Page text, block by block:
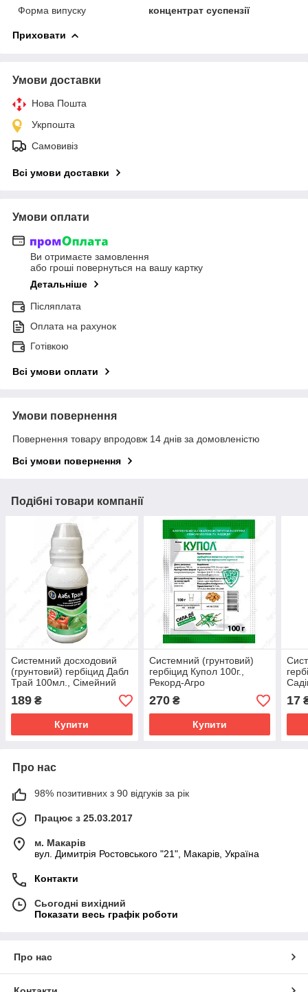
Форма випуску
концентрат суспензії
Приховати
Умови доставки
Нова Пошта
Укрпошта
Самовивіз
Всі умови доставки
Умови оплати
Ви отримаєте замовлення
або гроші повернуться на вашу картку
Детальніше
Післяплата
Оплата на рахунок
Готівкою
Всі умови оплати
Умови повернення
Повернення товару впродовж 14 днів за домовленістю
Всі умови повернення
Подібні товари компанії
Системний досходовий
(грунтовий) гербіцид Дабл
Трай 100мл., Сімейний
189 ₴
Купити
Системний (грунтовий)
гербіцид Купол 100г.,
Рекорд-Агро
270₴
Купити
17
Про нас
98% позитивних з 90 відгуків за рік
Працює з 25.03.2017
м. Макарів
вул. Димитрія Ростовського "21", Макарів, Україна
Контакти
Сьогодні вихідний
Показати весь графік роботи
Про нас